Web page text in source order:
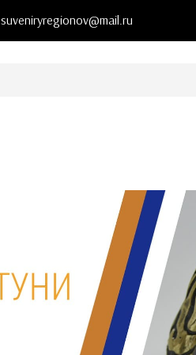
suveniryregionov@mail.ru